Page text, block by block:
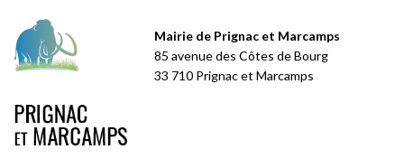
Mairie de Prignac et Marcamps
85 avenue des Côtes de Bourg
33 710 Prignac et Marcamps